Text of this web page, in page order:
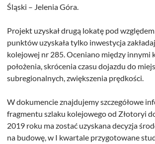
Śląski – Jelenia Góra.
Projekt uzyskał drugą lokatę pod
punktów uzyskała tylko inwestycja
kolejowej nr 285. Oceniano między innymi
położenia, skrócenia czasu dojazdu do
subregionalnych, zwiększenia prędkości.
W dokumencie znajdujemy szczegółowe
fragmentu szlaku kolejowego od Złotoryi
2019 roku ma zostać uzyskana decyzja
na budowę, w I kwartale przygotowane